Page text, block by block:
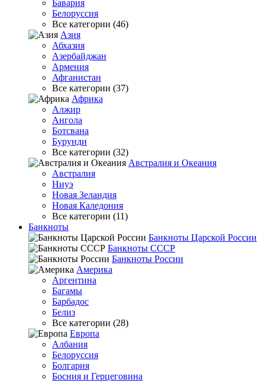
Бавария
Белоруссия
Все категории (46)
Азия
Абхазия
Азербайджан
Армения
Афганистан
Все категории (37)
Африка
Алжир
Ангола
Ботсвана
Бурунди
Все категории (32)
Австралия и Океания
Австралия
Ниуэ
Новая Зеландия
Новая Каледония
Все категории (11)
Банкноты
Банкноты Царской России
Банкноты СССР
Банкноты России
Америка
Аргентина
Багамы
Барбадос
Белиз
Все категории (28)
Европа
Албания
Белоруссия
Болгария
Босния и Герцеговина